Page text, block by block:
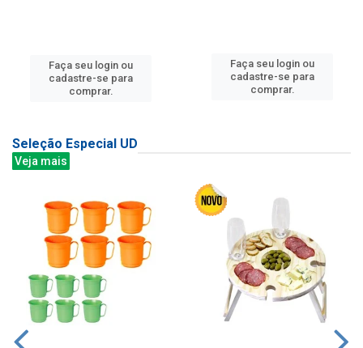
Faça seu login ou
cadastre-se para
comprar.
Faça seu login ou
cadastre-se para
comprar.
Seleção Especial UD
Veja mais